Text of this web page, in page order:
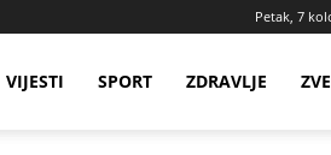
Petak, 7
VIJESTI SPORT ZDRAVLJE